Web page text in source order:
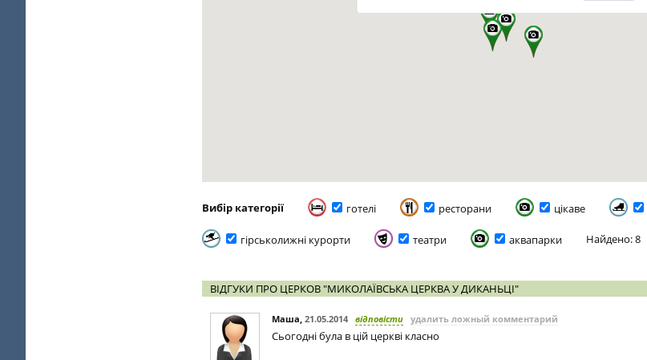
Вибір категорії готелі ресторани цікаве
гірськолижні курорти театри аквапарки Найдено: 8
ВІДГУКИ ПРО ЦЕРКОВ "МИКОЛАЇВСЬКА ЦЕРКВА У ДИКАНЬЦІ"
Маша, 21.05.2014 відповісти удалить ложный комментарий
Сьогодні була в цій церкві класно